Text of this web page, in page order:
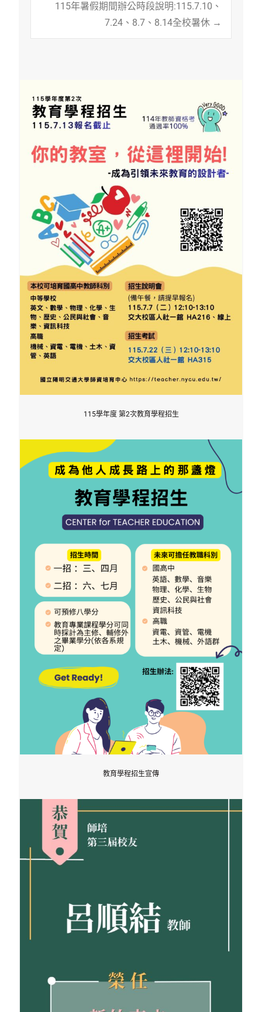
navigation
115年暑假期間辦公時段說明:115.7.10、
7.24、8.7、8.14全校暑休 →
115學年度 第2次教育學程招生
教育學程招生宣傳